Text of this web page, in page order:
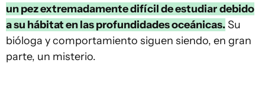
un pez extremadamente difícil de estudiardebido
a su hábitat en las profundidades oceánicas. Su
bióloga y comportamiento siguen siendo, en gran
parte, un misterio.